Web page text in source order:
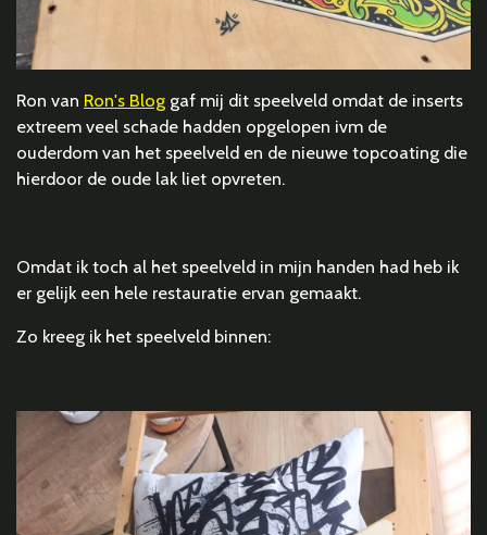
Ron van Ron's Blog gaf mij dit speelveld omdat de inserts
extreem veel schade hadden opgelopen ivm de
ouderdom van het speelveld en de nieuwe topcoating die
hierdoor de oude lak liet opvreten.
Omdat ik toch al het speelveld in mijn handen had heb ik
er gelijk een hele restauratie ervan gemaakt.
Zo kreeg ik het speelveld binnen: